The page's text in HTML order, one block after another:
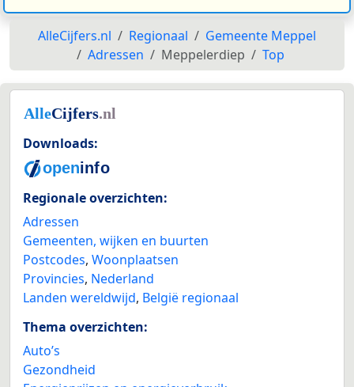
AlleCijfers.nl Regionaal
Gemeente Meppel
Adressen
Meppelerdiep Top
Downloads:
Regionale overzichten:
Adressen
Gemeenten, wijken en buurten
Postcodes, Woonplaatsen
Provincies, Nederland
Landen wereldwijd, België regionaal
Thema overzichten:
Auto’s
Gezondheid